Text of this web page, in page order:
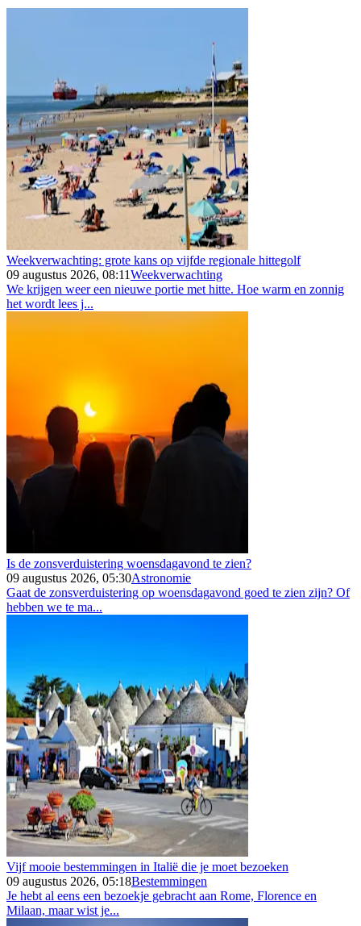
Weekverwachting: grote kans op vijfde regionale hittegolf
09 augustus 2026, 08:11Weekverwachting
We krijgen weer een nieuwe portie met hitte. Hoe warm en zonnig
het wordt lees j...
Is de zonsverduistering woensdagavond te zien?
09 augustus 2026, 05:30Astronomie
Gaat de zonsverduistering op woensdagavond goed te zien zijn? Of
hebben we te ma...
Vijf mooie bestemmingen in Italië die je moet bezoeken
09 augustus 2026, 05:18Bestemmingen
Je hebt al eens een bezoekje gebracht aan Rome, Florence en
Milaan, maar wist je...